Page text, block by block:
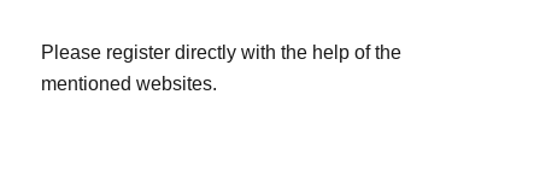
Please register directly with the help of the
mentioned websites.